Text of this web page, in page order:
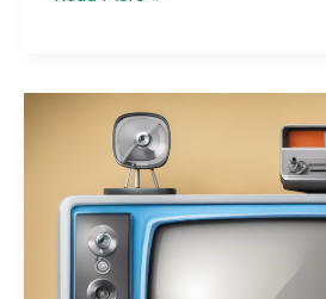
pataisas
patarimus
jūsų
prietaisui
Kauno
televizorių